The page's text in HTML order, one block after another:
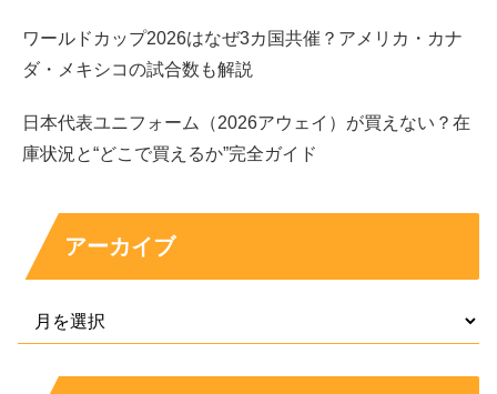
せん。そこで「モデル業」と「コンテンツクリエイター」
を合わせた場合に起こり得るレンジ として考えます。広告
ォロワー規模や案件内容で上下します。
仮に、広告・撮影の仕事が月に数本あり、さらにタイアッ
プや出演が年に数回ある場合、年収は
程度の範囲に収まるケースが現実的に想定されます。
ワールドカップ2026はなぜ3カ国共催？アメリカ・カナ
ダ・メキシコの試合数も解説
日本代表ユニフォーム（2026アウェイ）が買えない？在
庫状況と“どこで買えるか”完全ガイド
アーカイブ